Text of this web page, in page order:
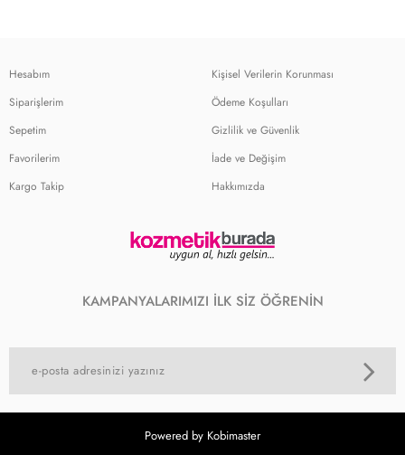
Hesabım
Siparişlerim
Sepetim
Favorilerim
Kargo Takip
Kişisel Verilerin Korunması
Ödeme Koşulları
Gizlilik ve Güvenlik
İade ve Değişim
Hakkımızda
KAMPANYALARIMIZI İLK SİZ ÖĞRENİN
Powered by Kobimaster